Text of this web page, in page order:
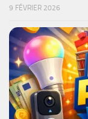
9 FÉVRIER 2026